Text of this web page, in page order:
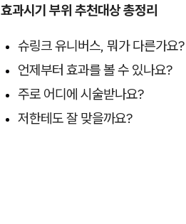
효과시기 부위 추천대상 총정리
슈링크 유니버스, 뭐가 다른가요?
언제부터 효과를 볼 수 있나요?
주로 어디에 시술받나요?
저한테도 잘 맞을까요?